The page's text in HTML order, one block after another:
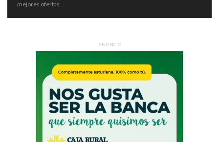
mejores ofertas.
ANUNCIO